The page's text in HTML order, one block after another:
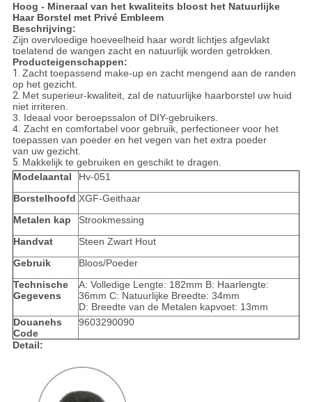
Hoog - Mineraal van het kwaliteits bloost het Natuurlijke
Haar Borstel met Privé Embleem
Beschrijving:
Zijn overvloedige hoeveelheid haar wordt lichtjes afgevlakt
toelatend de wangen zacht en natuurlijk worden getrokken.
Producteigenschappen:
1. Zacht toepassend make-up en zacht mengend aan de randen
op het gezicht.
2. Met superieur-kwaliteit, zal de natuurlijke haarborstel uw huid
niet irriteren.
3. Ideaal voor beroepssalon of DIY-gebruikers.
4. Zacht en comfortabel voor gebruik, perfectioneer voor het
toepassen van poeder en het vegen van het extra poeder
van uw gezicht.
5. Makkelijk te gebruiken en geschikt te dragen.
Modelaantal
Hv-051
Borstelhoofd XGF-Geithaar
Metalen kap
Strookmessing
Handvat
Steen Zwart Hout
Gebruik
Bloos/Poeder
Technische
Gegevens
A: Volledige Lengte: 182mm B: Haarlengte:
36mm C: Natuurlijke Breedte: 34mm
D: Breedte van de Metalen kapvoet: 13mm
Douanehs
Code
9603290090
Detail: